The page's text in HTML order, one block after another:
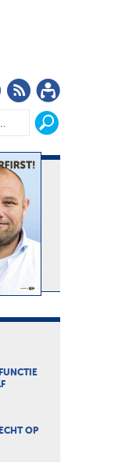
Nieuwsbrief
RSS
OP